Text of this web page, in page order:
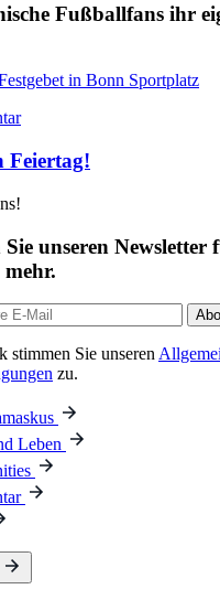
Fußballfans ihr
Feiertag!
unseren Newsletter
Sie unseren
zu.
Leben